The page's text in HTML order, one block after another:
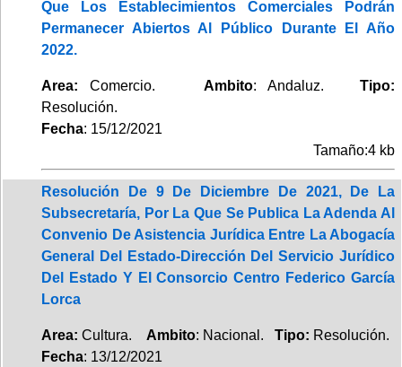
Que Los Establecimientos Comerciales Podrán
Permanecer Abiertos Al Público Durante El Año
2022.
Area: Comercio. Ambito: Andaluz.Tipo:
Resolución.
Fecha: 15/12/2021
Tamaño:4 kb
Resolución De 9 De Diciembre De 2021, De La
Subsecretaría, Por La Que Se Publica La Adenda Al
Convenio De Asistencia Jurídica Entre La Abogacía
General Del Estado-Dirección Del Servicio Jurídico
Del Estado Y El Consorcio Centro Federico García
Lorca
Area: Cultura. Ambito: Nacional. Tipo: Resolución.
Fecha: 13/12/2021